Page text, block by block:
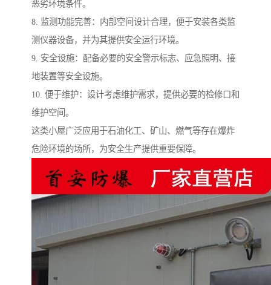
恶劣环境条件。
8. 监测功能完善：内部空间设计合理，便于安装各类监
测仪器设备，并为其提供安全运行环境。
9. 安全设施：配备必要的安全警示标志、应急照明、接
地装置等安全设施。
10. 便于维护：设计考虑维护需求，提供必要的检修口和
维护空间。
这类小屋广泛应用于石油化工、矿山、燃气等存在爆炸
危险环境的场所，为安全生产提供重要保障。